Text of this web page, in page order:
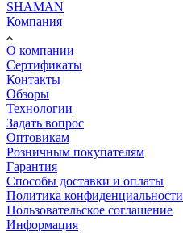
SHAMAN
Компания
О компании
Сертификаты
Контакты
Обзоры
Технологии
Задать вопрос
Оптовикам
Розничным покупателям
Гарантия
Способы доставки и оплаты
Политика конфиденциальности
Пользовательское соглашение
Информация